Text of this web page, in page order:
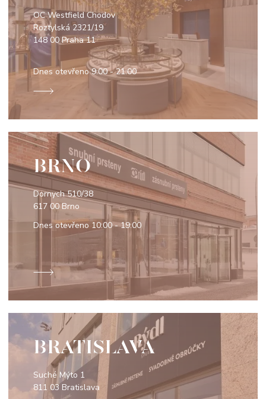
OC Westfield Chodov
Roztylská 2321/19
148 00 Praha 11
Dnes otevřeno9:00 - 21:00
BRNO
Dornych 510/38
617 00 Brno
Dnes otevřeno10:00 - 19:00
BRATISLAVA
Suché Mýto 1
811 03 Bratislava